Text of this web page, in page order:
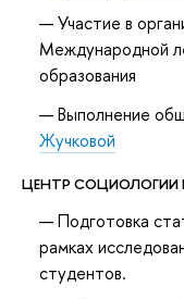
Участие в
Международной
образования
Выполнение
Жучковой
ЦЕНТР СОЦИОЛОГИИ
Подготовка
рамках
студентов.